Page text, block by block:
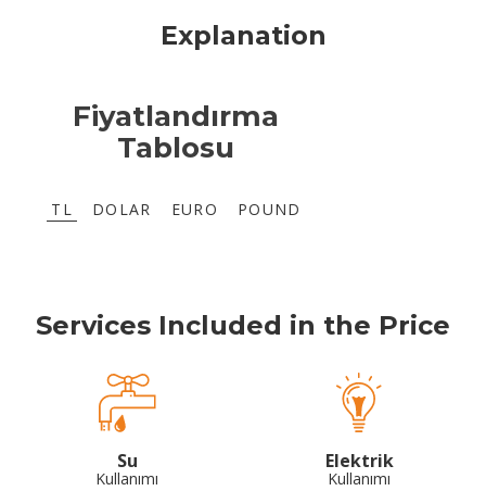
Explanation
Fiyatlandırma
Tablosu
TL DOLAR EURO POUND
Services Included in the Price
Su
Kullanımı
Elektrik
Kullanımı